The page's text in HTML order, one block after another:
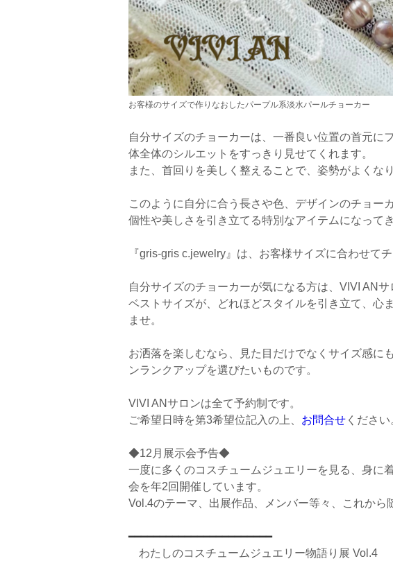
お客様のサイズで作りなおしたパープル系淡水パールチョーカー
自分サイズのチョーカーは、一番良い位置の首元に
体全体のシルエットをすっきり見せてくれます。
また、首回りを美しく整えることで、姿勢がよくな
このように自分に合う長さや色、デザインのチョー
個性や美しさを引き立てる特別なアイテムになってき
『gris-gris c.jewelry』は、お客様サイズに合わせて
自分サイズのチョーカーが気になる方は、VIVI ANサ
ベストサイズが、どれほどスタイルを引き立て、心
ませ。
お洒落を楽しむなら、見た目だけでなくサイズ感に
ンランクアップを選びたいものです。
VIVI ANサロンは全て予約制です。
ご希望日時を第3希望位記入の上、 お問合せください
◆12月展示会予告◆
一度に多くのコスチュームジュエリーを見る、身に
会を年2回開催しています。
Vol.4のテーマ、出展作品、メンバー等々、これから
━━━━━━━━━━━━━━━━━━━━━━━
わたしのコスチュームジュエリー物語り展 Vol.4